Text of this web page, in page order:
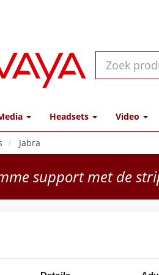
Headsets Video
Jabra
support met de